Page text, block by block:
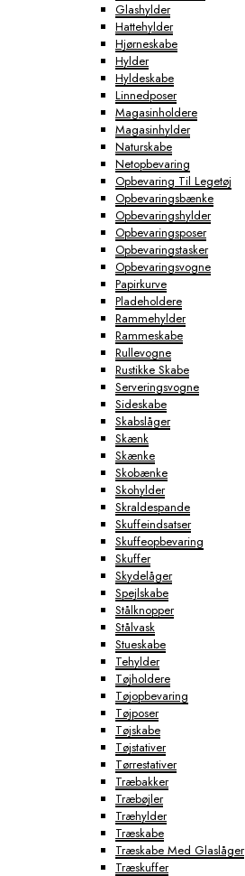
Glashylder
Hattehylder
Hjørneskabe
Hylder
Hyldeskabe
Linnedposer
Magasinholdere
Magasinhylder
Naturskabe
Netopbevaring
Opbevaring Til Legetøj
Opbevaringsbænke
Opbevaringshylder
Opbevaringsposer
Opbevaringstasker
Opbevaringsvogne
Papirkurve
Pladeholdere
Rammehylder
Rammeskabe
Rullevogne
Rustikke Skabe
Serveringsvogne
Sideskabe
Skabslåger
Skænk
Skænke
Skobænke
Skohylder
Skraldespande
Skuffeindsatser
Skuffeopbevaring
Skuffer
Skydelåger
Spejlskabe
Stålknopper
Stålvask
Stueskabe
Tehylder
Tøjholdere
Tøjopbevaring
Tøjposer
Tøjskabe
Tøjstativer
Tørrestativer
Træbakker
Træbøjler
Træhylder
Træskabe
Træskabe Med Glaslåger
Træskuffer